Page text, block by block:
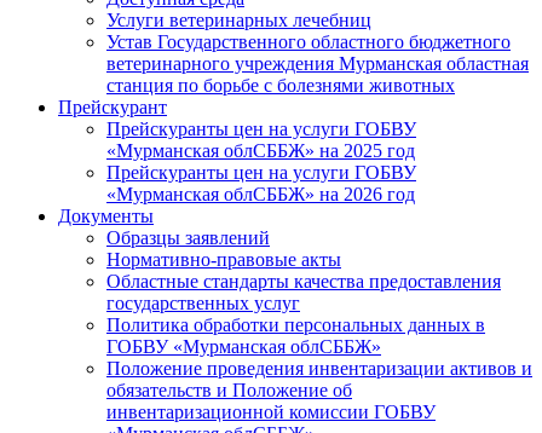
Услуги ветеринарных лечебниц
Устав Государственного областного бюджетного
ветеринарного учреждения Мурманская областная
станция по борьбе с болезнями животных
Прейскурант
Прейскуранты цен на услуги ГОБВУ
«Мурманская облСББЖ» на 2025 год
Прейскуранты цен на услуги ГОБВУ
«Мурманская облСББЖ» на 2026 год
Документы
Образцы заявлений
Нормативно-правовые акты
Областные стандарты качества предоставления
государственных услуг
Политика обработки персональных данных в
ГОБВУ «Мурманская облСББЖ»
Положение проведения инвентаризации активов и
обязательств и Положение об
инвентаризационной комиссии ГОБВУ